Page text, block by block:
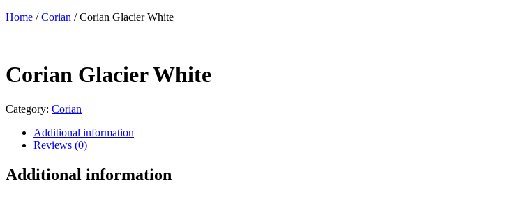
Home /Corian / Corian Glacier White
Corian Glacier White
Category: Corian
Additional information
Reviews (0)
Additional information